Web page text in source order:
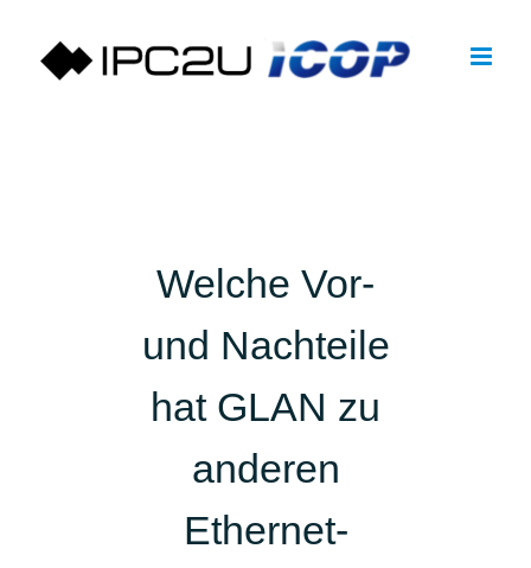
springen
Welche Vor-
und Nachteile
hat GLAN zu
anderen
Ethernet-